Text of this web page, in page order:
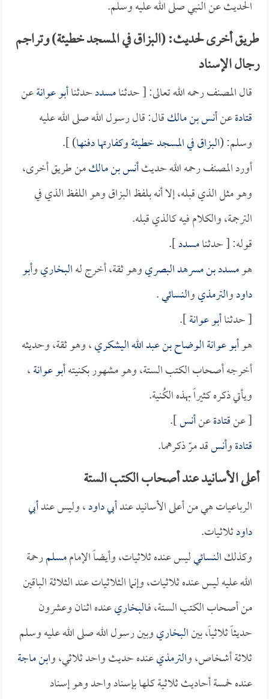
الحديث عن النبي صلى الله عليه وسلم.
طريق أخرى لحديث: (البزاق في المسجد خطيئة) وتراجم
رجال الإسناد
قال المصنف رحمه الله تعالى: [ حدثنامسددحدثناأبو عوانةعن
قتادةعنأنس بن مالكقال: قال رسول الله صلى الله عليه
وسلم: (البزاق في المسجد خطيئة وكفارتها دفنها) ].
أورد المصنف رحمه الله حديثأنس بن مالكمن طريق أخرى،
وهو مثل الذي قبله، إلا أنه بلفظ البزاق وهو اللفظ الذي في
الترجمة، والكلام فيه كالذي قبله.
قوله: [ حدثنامسدد].
هومسدد بن مسرهد البصريوهو ثقة، أخرج لهالبخاريوأبو
داودوالترمذيوالنسائي.
[ حدثناأبو عوانة].
هوأبو عوانة الوضاح بن عبد الله اليشكري، وهو ثقة، وحديثه
أخرجه أصحاب الكتب الستة، وهو مشهور بكنيتهأبو عوانة،
ويأتي ذكره كثيراً بهذه الكُنية.
[ عنقتادةعنأنس].
قتادةوأنسقد مرّ ذكرهما.
أعلى الأسانيد عند أصحاب الكتب الستة
الرباعيات هي من أعلى الأسانيد عندأبي داود، وليس عندأبي
داودثلاثيات.
وكذلكالنسائيليس عنده ثلاثيات، وأيضاً الإماممسلمرحمة
الله عليه ليس عنده ثلاثيات، وإنما الثلاثيات عند الثلاثة الباقين
من أصحاب الكتب الستة، فـالبخاريعنده اثنان وعشرون
حديثاً ثلاثياً، بينالبخاريوبين رسول الله صلى الله عليه وسلم
ثلاثة أشخاص، والترمذيعنده حديث واحد ثلاثي، وابن ماجة
عنده خمسة أحاديث ثلاثية كلها بإسناد واحد وهو إسناد